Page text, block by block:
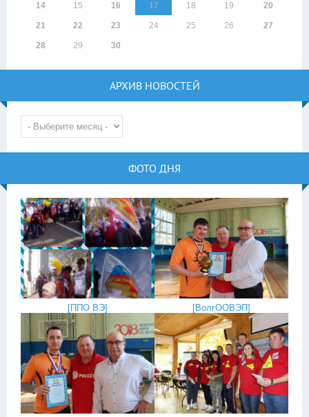
14 15 16 17 18 19 20
21 22 23 24 25 26 27
28 29 30
АРХИВ НОВОСТЕЙ
ФОТО ДНЯ
[ППО ВЭ] [ВолгООВЭП]